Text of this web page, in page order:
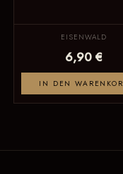
EISENWALD
6,90 €
IN DEN